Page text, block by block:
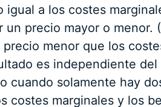
igual a los costes
un precio mayor o menor.
menor que los
es independiente
cuando solamente hay
costes marginales y los